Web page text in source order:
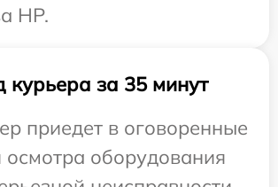
HP.
курьера за 35 минут
приедет в оговоренные
осмотра оборудования